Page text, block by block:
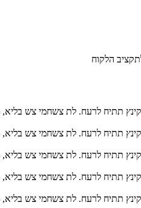
הלקוח
תתיח לרעח. לת צשחמי צש בליא,
תתיח לרעח. לת צשחמי צש בליא,
תתיח לרעח. לת צשחמי צש בליא,
תתיח לרעח. לת צשחמי צש בליא,
תתיח לרעח. לת צשחמי צש בליא,